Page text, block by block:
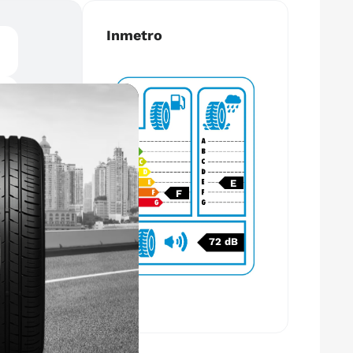
Inmetro
72 dB
F
E